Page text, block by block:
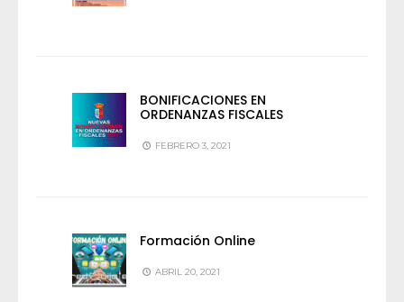
BONIFICACIONES EN
ORDENANZAS FISCALES
FEBRERO 3, 2021
Formación Online
ABRIL 20, 2021